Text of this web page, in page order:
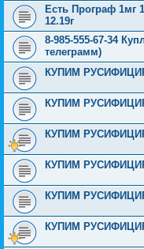
Есть Програф 1мг
12.19г
8-985-555-67-34
телеграмм)
КУПИМ
КУПИМ
КУПИМ
КУПИМ
КУПИМ
КУПИМ